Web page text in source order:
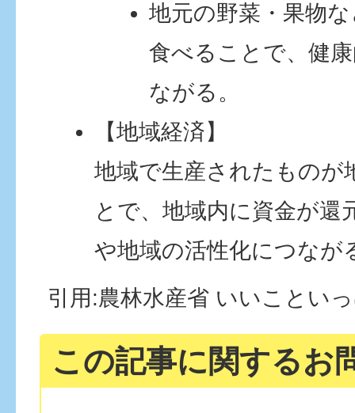
地元の野菜・果物
食べることで、健
ながる。
【地域経済】
地域で生産されたものが
とで、地域内に資金が還
や地域の活性化につなが
引用:農林水産省 いいことい
この記事に関するお